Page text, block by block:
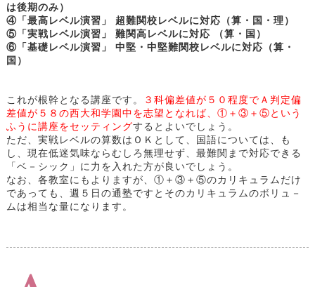
は後期のみ）
④「最高レベル演習」 超難関校レベルに対応（算・国・理）
⑤「実戦レベル演習」 難関高レベルに対応 （算・国）
⑥「基礎レベル演習」 中堅・中堅難関校レベルに対応（算・
国）
これが根幹となる講座です。
３科偏差値が５０程度でＡ判定偏
差値が５８の西大和学園中を志望となれば、①＋③＋⑤という
ふうに講座をセッティングするとよいでしょう。
ただ、実戦レベルの算数はＯＫとして、国語については、も
し、現在低迷気味ならむしろ無理せず、最難関まで対応できる
「ベ－シック」に力を入れた方が良いでしょう。
なお、各教室にもよりますが、①＋③＋⑤のカリキュラムだけ
であっても、週５日の通塾ですとそのカリキュラムのボリュ－
ムは相当な量になります。